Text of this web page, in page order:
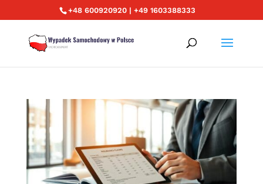
+48 600920920 | +49 1603388333